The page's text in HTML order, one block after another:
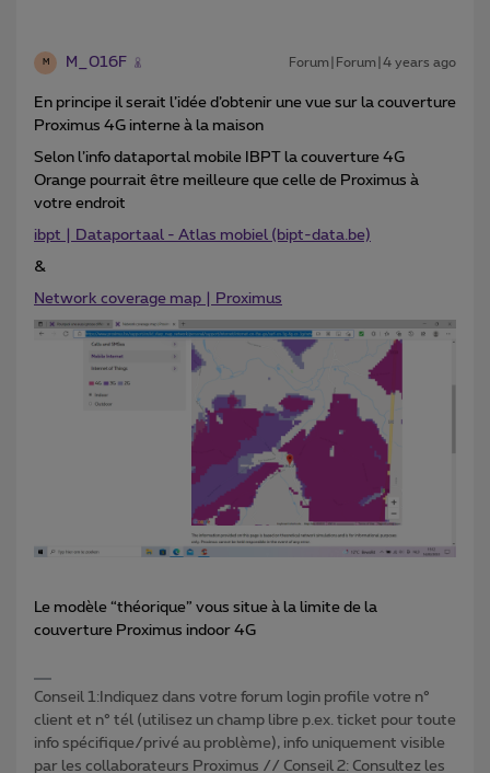
M M_016F Forum|Forum|4 years ago
En principe il serait l’idée d’obtenir une vue sur la couverture
Proximus 4G interne à la maison
Selon l’info dataportal mobile IBPT la couverture 4G
Orange pourrait être meilleure que celle de Proximus à
votre endroit
ibpt | Dataportaal - Atlas mobiel (bipt-data.be)
&
Network coverage map | Proximus
Le modèle “théorique” vous situe à la limite de la
couverture Proximus indoor 4G
Conseil 1:Indiquez dans votre forum login profile votre n°
client et n° tél (utilisez un champ libre p.ex. ticket pour toute
info spécifique/privé au problème), info uniquement visible
par les collaborateurs Proximus // Conseil 2: Consultez les